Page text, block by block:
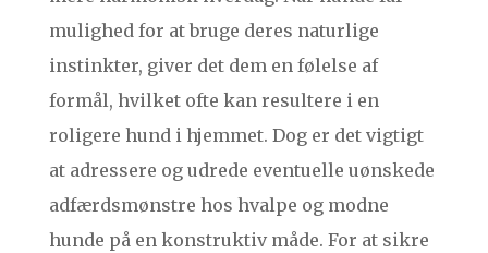
mulighed for at bruge deres naturlige
instinkter, giver det dem en følelse af
formål, hvilket ofte kan resultere i en
roligere hund i hjemmet. Dog er det vigtigt
at adressere og udrede eventuelle uønskede
adfærdsmønstre hos hvalpe og modne
hunde på en konstruktiv måde. For at sikre